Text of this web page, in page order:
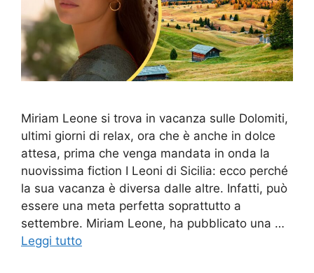
Miriam Leone si trova in vacanza sulle Dolomiti,
ultimi giorni di relax, ora che è anche in dolce
attesa, prima che venga mandata in onda la
nuovissima fiction I Leoni di Sicilia: ecco perché
la sua vacanza è diversa dalle altre. Infatti, può
essere una meta perfetta soprattutto a
settembre. Miriam Leone, ha pubblicato una …
Leggi tutto